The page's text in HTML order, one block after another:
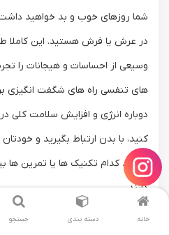
شما روزهای خوب و بد خواهید
در عرش یا فرش هستید. این کاملا
وسیعی از احساسات و هیجانات را
های تنفسی راه های شگفت انگیزی
دوباره انرژی و افزایش سلامت کلی
کنید، با بدن ارتباط بگیرید و
ببینید کدام تکنیک ها یا تمرین ها
دارند.
بازگشت به بلاگخانه دسته بندی جستجو